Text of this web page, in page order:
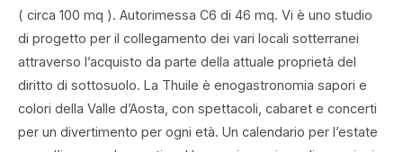
( circa 100 mq ). Autorimessa C6 di 46 mq. Vi è uno studio
di progetto per il collegamento dei vari locali sotterranei
attraverso l’acquisto da parte della attuale proprietà del
diritto di sottosuolo. La Thuile è enogastronomia sapori e
colori della Valle d’Aosta, con spettacoli, cabaret e concerti
per un divertimento per ogni età. Un calendario per l’estate